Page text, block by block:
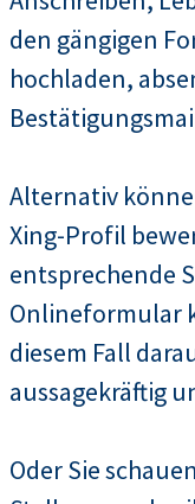
den gängigen
hochladen,
Alternativ
Xing-Profil
entsprechende
Onlineformular
diesem Fall
aussagekräftig
Oder Sie